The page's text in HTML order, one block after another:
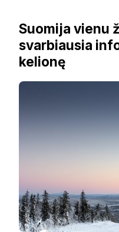
Suomija vienu
svarbiausia
kelionę